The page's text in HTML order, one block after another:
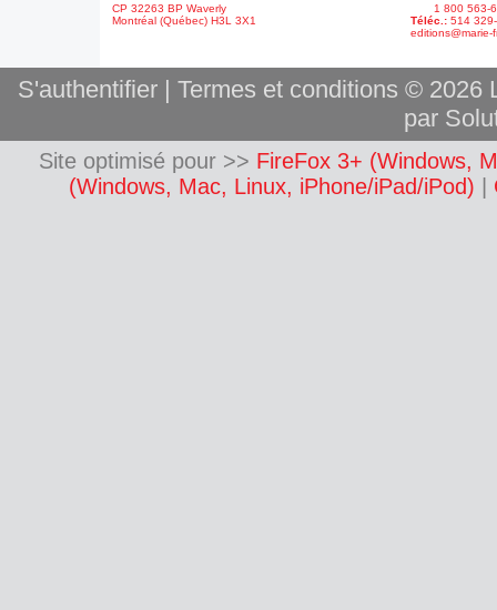
CP 32263 BP Waverly
Montréal (Québec) H3L 3X1
1 800 563-
Téléc.: 514
editions@marie-
S'authentifier| Termes et conditions © 2026
par
Site optimisé pour >> FireFox 3+ (Windows,
(Windows, Mac, Linux, iPhone/iPad/iPod)